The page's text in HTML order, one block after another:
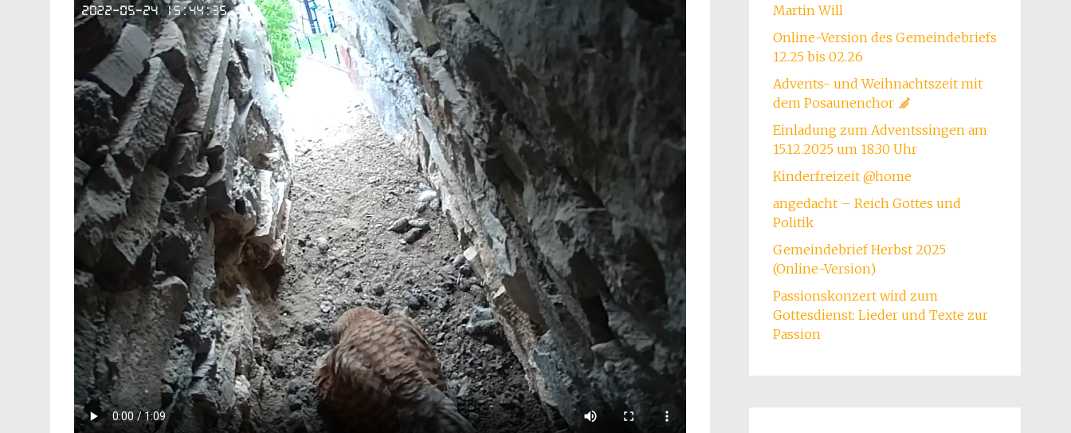
Martin Will
Online-Version des Gemeindebriefs
12.25 bis 02.26
Advents- und Weihnachtszeit mit
dem Posaunenchor
Einladung zum Adventssingen am
15.12.2025 um 18.30 Uhr
Kinderfreizeit @home
angedacht – Reich Gottes und
Politik
Gemeindebrief Herbst 2025
(Online-Version)
Passionskonzert wird zum
Gottesdienst: Lieder und Texte zur
Passion